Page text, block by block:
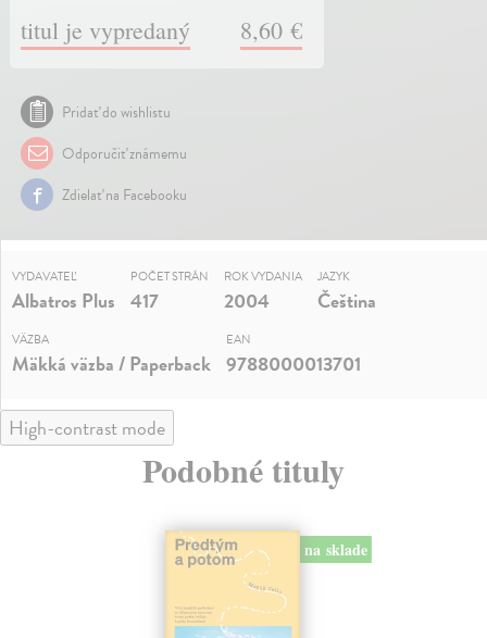
titul je vypredaný 8,60 €
Pridať do wishlistu
Odporučiť známemu
Zdielať na Facebooku
VYDAVATEĽ
Albatros Plus
POČET STRÁN
417
ROK VYDANIA
2004
JAZYK
Čeština
VÄZBA
Mäkká väzba / Paperback
EAN
9788000013701
High-contrast mode
Podobné tituly
novinka